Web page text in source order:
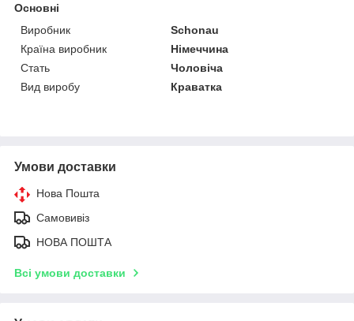
Основні
Виробник
Schonau
Країна виробник
Німеччина
Стать
Чоловіча
Вид виробу
Краватка
Умови доставки
Нова Пошта
Самовивіз
НОВА ПОШТА
Всі умови доставки